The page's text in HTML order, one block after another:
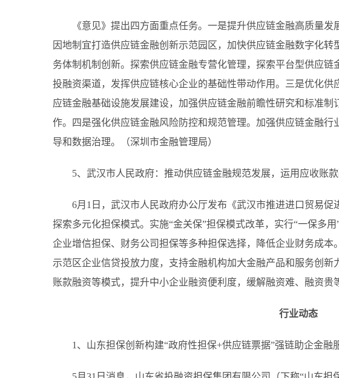
《意见》提出四方面重点任务。一是提升供应链金融高质量发
因地制宜打造供应链金融创新示范园区，加快供应链金融数字化
务体制机制创新。探索供应链金融专营化管理，探索平台型供应
投融资渠道，发挥供应链核心企业的基础性带动作用。三是优化
应链金融基础设施发展建设，加强供应链金融前瞻性研究和标准
作。四是强化供应链金融风险防控和规范管理。加强供应链金融行
导和数据治理。（深圳市金融管理局）
5、武汉市人民政府：推动供应链金融规范发展，运用应收账
6月1日，武汉市人民政府办公厅发布《武汉市推进进口贸易促
探索多元化担保模式。实施“金关保”担保模式改革，实行“一保多
企业增信担保、财务公司担保等多种担保选择，降低企业财务成
示范区企业信贷投放力度，支持金融机构加大金融产品和服务创
账款融资等模式，提升中小企业融资便利度，缓解融资难、融资贵
行业动态
1、山东担保创新构建“政府性担保+供应链票据”强链助企金融